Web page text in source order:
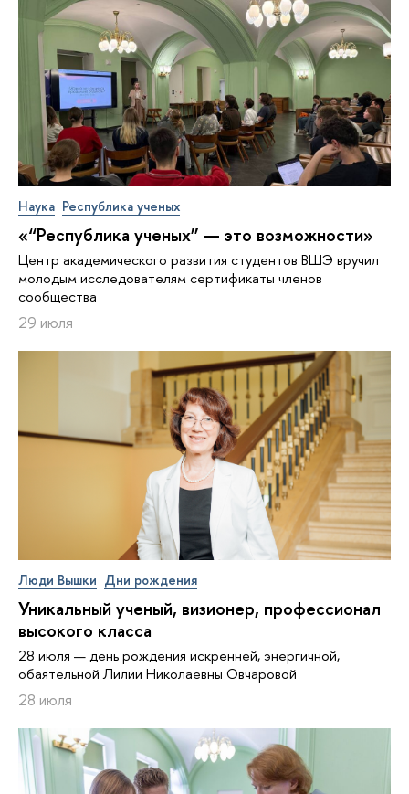
Наука Республика ученых
«“Республика ученых” — это возможности»
Центр академического развития студентов ВШЭ вручил
молодым исследователям сертификаты членов
сообщества
29 июля
Люди Вышки Дни рождения
Уникальный ученый, визионер, про­фес­си­о­нал
высокого класса
28 июля — день рождения искренней, энергичной,
обаятельной Лилии Николаевны Овчаровой
28 июля